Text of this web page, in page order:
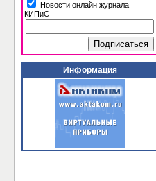
Новости онлайн журнала
КИПиС
Информация